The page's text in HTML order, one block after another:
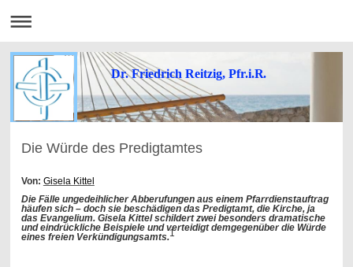
Dr. Friedrich Reitzig, Pfr.i.R.
Die Würde des Predigtamtes
Von: Gisela Kittel
Die Fälle ungedeihlicher Abberufungen aus einem Pfarrdienstauftrag
häufen sich – doch sie beschädigen das Predigtamt, die Kirche, ja
das Evangelium. Gisela Kittel schildert zwei besonders dramatische
und eindrückliche Beispiele und verteidigt demgegenüber die ­Würde
eines freien Verkündigungsamts.1